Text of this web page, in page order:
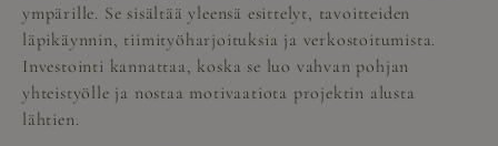
ympärille. Se sisältää yleensä esittelyt, tavoitteiden
läpikäynnin, tiimityöharjoituksia ja verkostoitumista.
Investointi kannattaa, koska se luo vahvan pohjan
yhteistyölle ja nostaa motivaatiota projektin alusta
lähtien.